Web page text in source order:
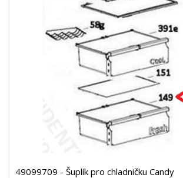
49099709 - Šuplík pro chladničku Candy